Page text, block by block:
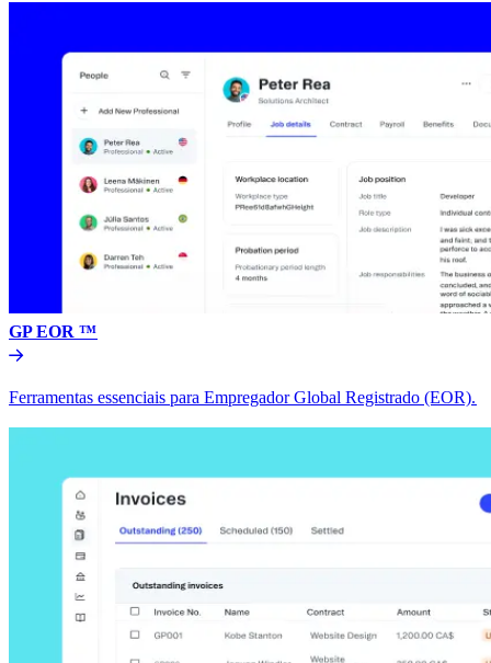
GP EOR ™​​
Ferramentas essenciais para Empregador Global Registrado (EOR).​​